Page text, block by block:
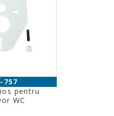
757
pentru
WC